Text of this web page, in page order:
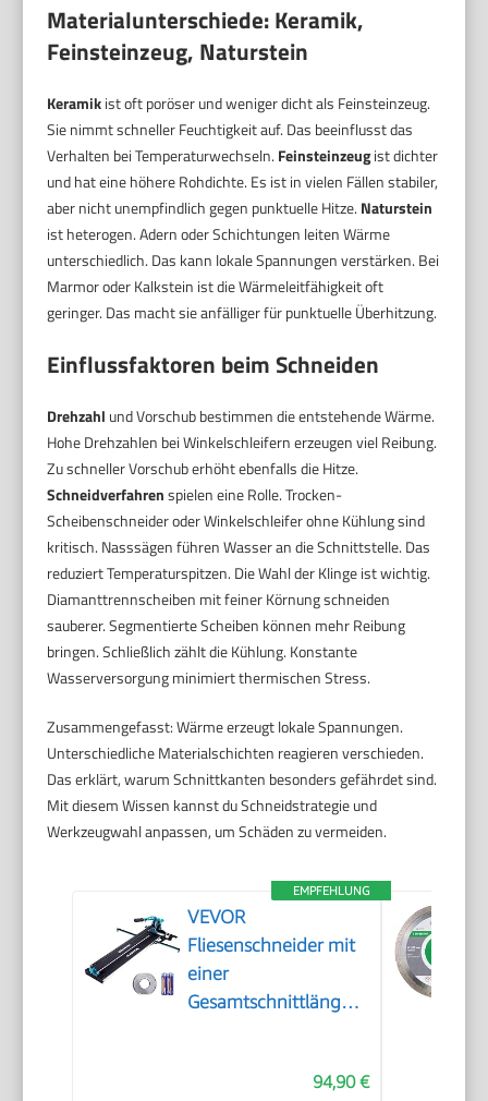
Materialunterschiede: Keramik,
Feinsteinzeug, Naturstein
Keramikist oft poröser und weniger dicht als Feinsteinzeug.
Sie nimmt schneller Feuchtigkeit auf. Das beeinflusst das
Verhalten bei Temperaturwechseln. Feinsteinzeugist dichter
und hat eine höhere Rohdichte. Es ist in vielen Fällen stabiler,
aber nicht unempfindlich gegen punktuelle Hitze. Naturstein
ist heterogen. Adern oder Schichtungen leiten Wärme
unterschiedlich. Das kann lokale Spannungen verstärken. Bei
Marmor oder Kalkstein ist die Wärmeleitfähigkeit oft
geringer. Das macht sie anfälliger für punktuelle Überhitzung.
Einflussfaktoren beim Schneiden
Drehzahl und Vorschub bestimmen die entstehende Wärme.
Hohe Drehzahlen bei Winkelschleifern erzeugen viel Reibung.
Zu schneller Vorschub erhöht ebenfalls die Hitze.
Schneidverfahrenspielen eine Rolle. Trocken-
Scheibenschneider oder Winkelschleifer ohne Kühlung sind
kritisch. Nasssägen führen Wasser an die Schnittstelle. Das
reduziert Temperaturspitzen. Die Wahl der Klinge ist wichtig.
Diamanttrennscheiben mit feiner Körnung schneiden
sauberer. Segmentierte Scheiben können mehr Reibung
bringen. Schließlich zählt die Kühlung. Konstante
Wasserversorgung minimiert thermischen Stress.
Zusammengefasst: Wärme erzeugt lokale Spannungen.
Unterschiedliche Materialschichten reagieren verschieden.
Das erklärt, warum Schnittkanten besonders gefährdet sind.
Mit diesem Wissen kannst du Schneidstrategie und
Werkzeugwahl anpassen, um Schäden zu vermeiden.
EMPFEHLUNG
VEVOR
Fliesenschneider mit
einer
Gesamtschnittlänge
15mm Mindest.94,90 €